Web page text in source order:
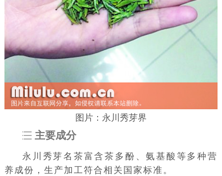
图片：永川秀芽界
主要成分
永川秀芽名茶富含茶多酚、氨基酸等多种营
养成份，生产加工符合相关国家标准。